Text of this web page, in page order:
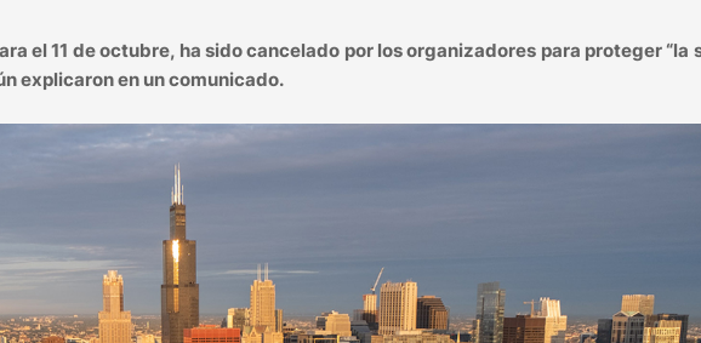
el 11 de octubre, ha sido cancelado por los organizadores para proteger “la
explicaron en un comunicado.